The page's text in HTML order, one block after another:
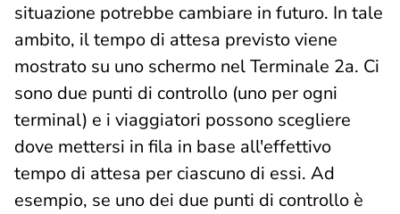
situazione potrebbe cambiare in futuro. In tale
ambito, il tempo di attesa previsto viene
mostrato su uno schermo nel Terminale 2a. Ci
sono due punti di controllo (uno per ogni
terminal) e i viaggiatori possono scegliere
dove mettersi in fila in base all'effettivo
tempo di attesa per ciascuno di essi. Ad
esempio, se uno dei due punti di controllo è